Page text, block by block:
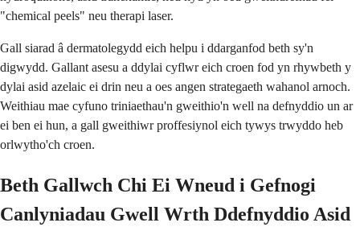
"chemical peels" neu therapi laser.
Gall siarad â dermatolegydd eich helpu i ddarganfod beth sy'n
digwydd. Gallant asesu a ddylai cyflwr eich croen fod yn rhywbeth y
dylai asid azelaic ei drin neu a oes angen strategaeth wahanol arnoch.
Weithiau mae cyfuno triniaethau'n gweithio'n well na defnyddio un ar
ei ben ei hun, a gall gweithiwr proffesiynol eich tywys trwyddo heb
orlwytho'ch croen.
Beth Gallwch Chi Ei Wneud i Gefnogi
Canlyniadau Gwell Wrth Ddefnyddio Asid